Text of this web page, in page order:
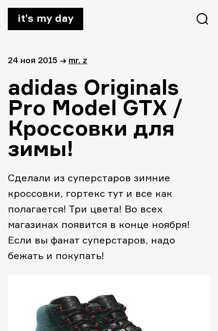
it’s my day
24 ноя 2015 → mr. z
adidas Originals
Pro Model GTX /
Кроссовки для
зимы!
Сделали из суперстаров зимние
кроссовки, гортекс тут и все как
полагается! Три цвета! Во всех
магазинах появится в конце ноября!
Если вы фанат суперстаров, надо
бежать и покупать!